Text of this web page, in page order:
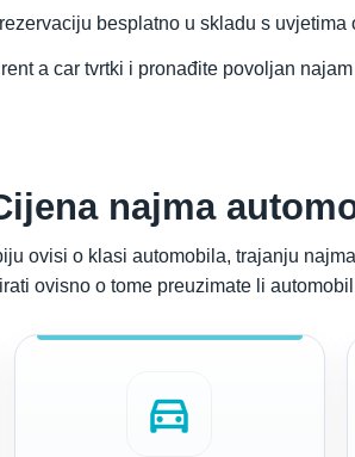
besplatno u skladu s uvjetima
a car tvrtki i pronađite povoljan
najma
ovisi o klasi automobila, trajanju
ovisno o tome preuzimate li
directions_car